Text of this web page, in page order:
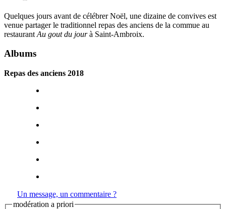
Quelques jours avant de célébrer Noël, une dizaine de convives est
venue partager le traditionnel repas des anciens de la commue au
restaurant Au gout du jourà Saint-Ambroix.
Albums
Repas des anciens 2018
Un message, un commentaire ?
modération a priori